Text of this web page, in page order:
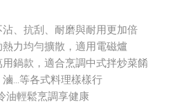
、抗刮、耐磨與耐用更加倍
力均勻擴散，適用電磁爐
鍋款，適合烹調中式拌炒菜餚
…等各式料理樣樣行
油輕鬆烹調享健康